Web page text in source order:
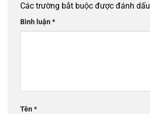
Các trường bắt buộc được đánh dấu
Bình luận*
Tên*